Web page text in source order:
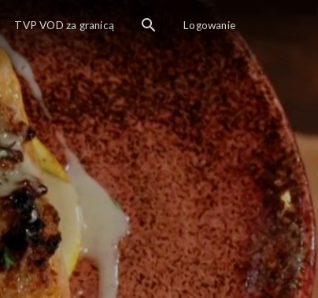
TVP VOD za granicą Logowanie